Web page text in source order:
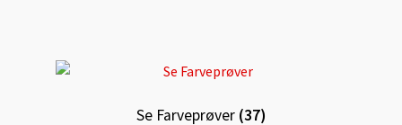
Se Farveprøver (37)